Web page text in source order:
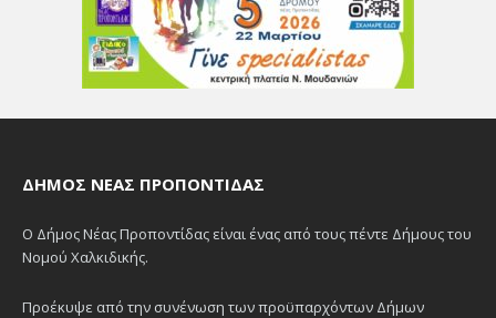
ΔΉΜΟΣ ΝΈΑΣ ΠΡΟΠΟΝΤΊΔΑΣ
Ο Δήμος Νέας Προποντίδας είναι ένας από τους πέντε Δήμους του
Νομού Χαλκιδικής.
Προέκυψε από την συνένωση των προϋπαρχόντων Δήμων